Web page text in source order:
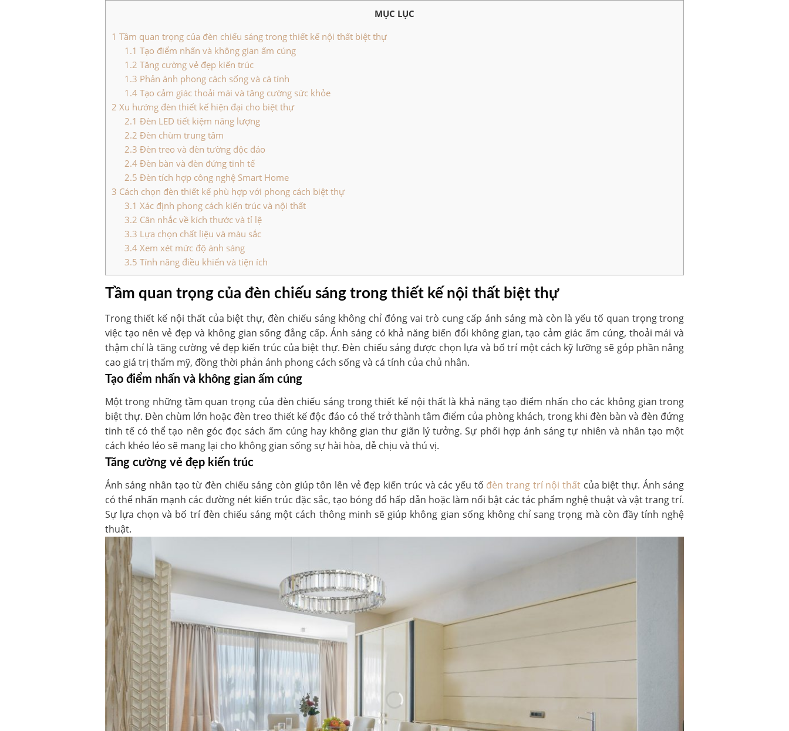
MỤC LỤC
1 Tầm quan trọng của đèn chiếu sáng trong thiết kế nội thất biệt thự
1.1 Tạo điểm nhấn và không gian ấm cúng
1.2 Tăng cường vẻ đẹp kiến trúc
1.3 Phản ánh phong cách sống và cá tính
1.4 Tạo cảm giác thoải mái và tăng cường sức khỏe
2 Xu hướng đèn thiết kế hiện đại cho biệt thự
2.1 Đèn LED tiết kiệm năng lượng
2.2 Đèn chùm trung tâm
2.3 Đèn treo và đèn tường độc đáo
2.4 Đèn bàn và đèn đứng tinh tế
2.5 Đèn tích hợp công nghệ Smart Home
3 Cách chọn đèn thiết kế phù hợp với phong cách biệt thự
3.1 Xác định phong cách kiến trúc và nội thất
3.2 Cân nhắc về kích thước và tỉ lệ
3.3 Lựa chọn chất liệu và màu sắc
3.4 Xem xét mức độ ánh sáng
3.5 Tính năng điều khiển và tiện ích
Tầm quan trọng của đèn chiếu sáng trong thiết kế nội thất biệt thự
Trong thiết kế nội thất của biệt thự, đèn chiếu sáng không chỉ đóng vai trò cung cấp ánh sáng mà còn là yếu tố quan trọng trong
việc tạo nên vẻ đẹp và không gian sống đẳng cấp. Ánh sáng có khả năng biến đổi không gian, tạo cảm giác ấm cúng, thoải mái và
thậm chí là tăng cường vẻ đẹp kiến trúc của biệt thự. Đèn chiếu sáng được chọn lựa và bố trí một cách kỹ lưỡng sẽ góp phần nâng
cao giá trị thẩm mỹ, đồng thời phản ánh phong cách sống và cá tính của chủ nhân.
Tạo điểm nhấn và không gian ấm cúng
Một trong những tầm quan trọng của đèn chiếu sáng trong thiết kế nội thất là khả năng tạo điểm nhấn cho các không gian trong
biệt thự. Đèn chùm lớn hoặc đèn treo thiết kế độc đáo có thể trở thành tâm điểm của phòng khách, trong khi đèn bàn và đèn đứng
tinh tế có thể tạo nên góc đọc sách ấm cúng hay không gian thư giãn lý tưởng. Sự phối hợp ánh sáng tự nhiên và nhân tạo một
cách khéo léo sẽ mang lại cho không gian sống sự hài hòa, dễ chịu và thú vị.
Tăng cường vẻ đẹp kiến trúc
Ánh sáng nhân tạo từ đèn chiếu sáng còn giúp tôn lên vẻ đẹp kiến trúc và các yếu tố đèn trang trí nội thất của biệt thự. Ánh sáng
có thể nhấn mạnh các đường nét kiến trúc đặc sắc, tạo bóng đổ hấp dẫn hoặc làm nổi bật các tác phẩm nghệ thuật và vật trang trí.
Sự lựa chọn và bố trí đèn chiếu sáng một cách thông minh sẽ giúp không gian sống không chỉ sang trọng mà còn đầy tính nghệ
thuật.